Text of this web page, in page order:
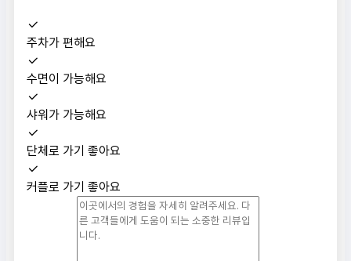
주차가 편해요
수면이 가능해요
샤워가 가능해요
단체로 가기 좋아요
커플로 가기 좋아요